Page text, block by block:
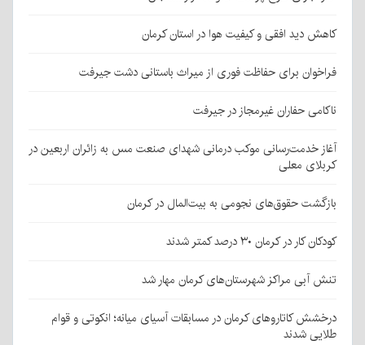
کاهش دید افقی و کیفیت هوا در استان کرمان
فراخوان برای حفاظت فوری از میراث باستانی دشت جیرفت
ناکامی حفاران غیرمجاز در جیرفت
آغاز خدمت‌رسانی موکب درمانی شهدای صنعت مس به زائران اربعین در
کربلای معلی
بازگشت حقوق‌های نجومی به بیت‌المال در کرمان
کودکان کار در کرمان ۳۰ درصد کمتر شدند
تنش آبی مراکز شهرستان‌های کرمان مهار شد
درخشش کاتاروهای کرمان در مسابقات آسیای میانه؛ انکوتی و قوام
طلایی شدند